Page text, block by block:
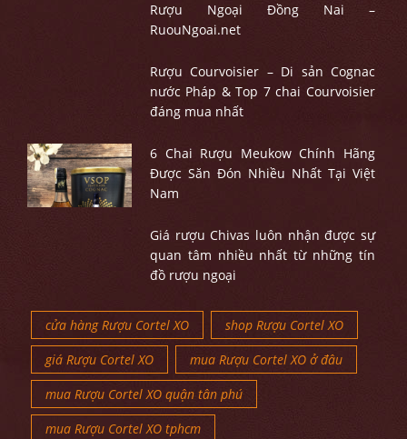
Rượu Ngoại Đồng Nai –
RuouNgoai.net
Rượu Courvoisier – Di sản Cognac
nước Pháp & Top 7 chai Courvoisier
đáng mua nhất
6 Chai Rượu Meukow Chính Hãng
Được Săn Đón Nhiều Nhất Tại Việt
Nam
Giá rượu Chivas luôn nhận được sự
quan tâm nhiều nhất từ những tín
đồ rượu ngoại
cửa hàng Rượu Cortel XO
shop Rượu Cortel XO
giá Rượu Cortel XO
mua Rượu Cortel XO ở đâu
mua Rượu Cortel XO quận tân phú
mua Rượu Cortel XO tphcm